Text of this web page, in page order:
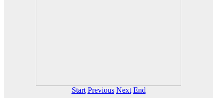
Start Previous Next End